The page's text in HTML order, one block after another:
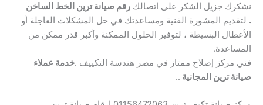
نشكرك جزيل الشكر على اتصالك رقم صيانة ترين الخط الساخن
. لتقديم المشورة الفنية ومساعدتك في حل المشكلات العاجلة أو
الأعطال البسيطة ، لتوفير الحلول الممكنة وأكبر قدر ممكن من
المساعدة.
فني مركز إصلاح ممتاز في مصر هندسة التكييف .خدمة عملاء
صيانة ترين المجانية ..